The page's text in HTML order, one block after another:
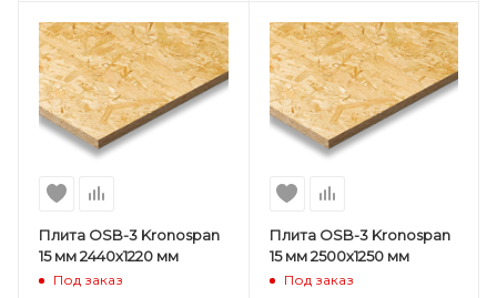
Плита OSB-3 Kronospan
15 мм 2440х1220 мм
Под заказ
Плита OSB-3 Kronospan
15 мм 2500х1250 мм
Под заказ